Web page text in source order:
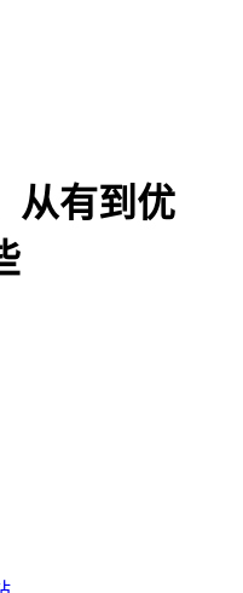
从有到优